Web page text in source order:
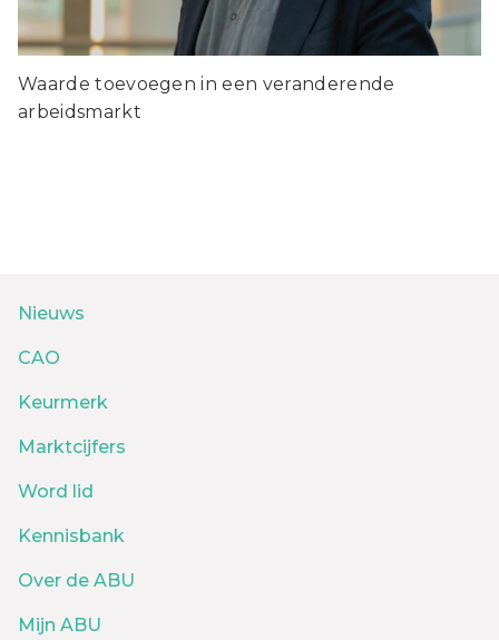
Waarde toevoegen in een veranderende
arbeidsmarkt
Nieuws
CAO
Keurmerk
Marktcijfers
Word lid
Kennisbank
Over de ABU
Mijn ABU